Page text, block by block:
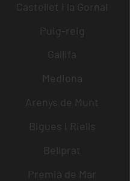
Castellet i la Gornal
Puig-reig
Gallifa
Mediona
Arenys de Munt
Bigues i Riells
Bellprat
Premià de Mar